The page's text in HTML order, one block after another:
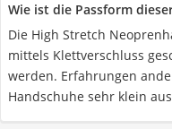
Wie ist die Passform
Die High Stretch
mittels Klettverschluss
werden. Erfahrungen
Handschuhe sehr klein